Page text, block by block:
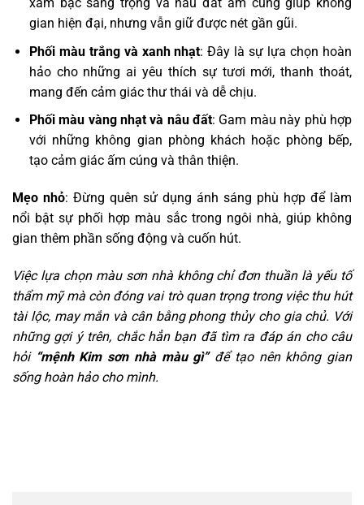
gian hiện đại, nhưng vẫn giữ được nét gần gũi.
Phối màu trắng và xanh nhạt: Đây là sự lựa chọn hoàn
hảo cho những ai yêu thích sự tươi mới, thanh thoát,
mang đến cảm giác thư thái và dễ chịu.
Phối màu vàng nhạt và nâu đất: Gam màu này phù hợp
với những không gian phòng khách hoặc phòng bếp,
tạo cảm giác ấm cúng và thân thiện.
Mẹo nhỏ: Đừng quên sử dụng ánh sáng phù hợp để làm
nổi bật sự phối hợp màu sắc trong ngôi nhà, giúp không
gian thêm phần sống động và cuốn hút.
Việc lựa chọn màu sơn nhà không chỉ đơn thuần là yếu tố
thẩm mỹ mà còn đóng vai trò quan trọng trong việc thu hút
tài lộc, may mắn và cân bằng phong thủy cho gia chủ. Với
những gợi ý trên, chắc hẳn bạn đã tìm ra đáp án cho câu
hỏi “mệnh Kim sơn nhà màu gì”để tạo nên không gian
sống hoàn hảo cho mình.